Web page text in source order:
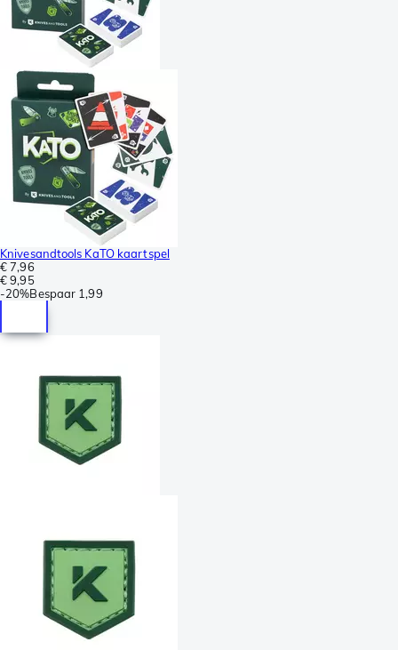
Knivesandtools KaTO kaartspel
€ 7,96
€ 9,95
-20%Bespaar 1,99